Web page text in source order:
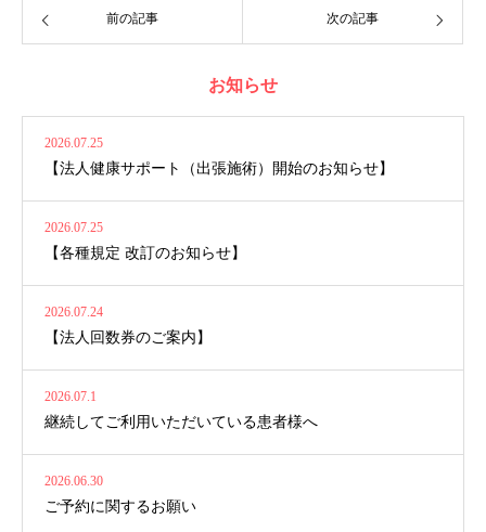
前の記事 次の記事
お知らせ
2026.07.25
【法人健康サポート（出張施術）開始のお知らせ】
2026.07.25
【各種規定 改訂のお知らせ】
2026.07.24
【法人回数券のご案内】
2026.07.1
継続してご利用いただいている患者様へ
2026.06.30
ご予約に関するお願い